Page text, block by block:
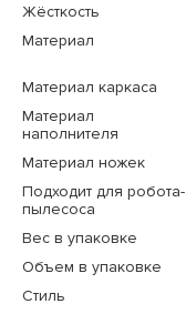
Жёсткость
Материал
Материал каркаса
Материал
наполнителя
Материал ножек
Подходит для робота-
пылесоса
Вес в упаковке
Объем в упаковке
Стиль